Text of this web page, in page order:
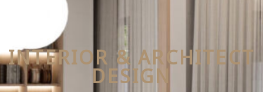
INTERIOR & ARCHITECT
DESIGN